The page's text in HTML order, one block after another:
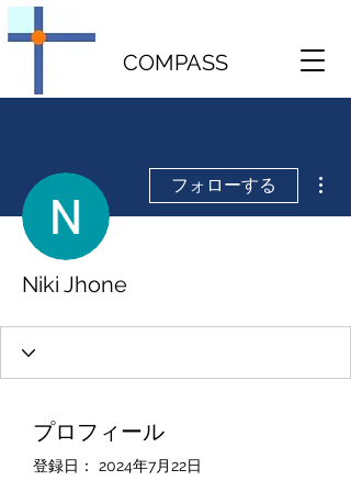
COMPASS
フォローする
Niki Jhone
プロフィール
登録日： 2024年7月22日